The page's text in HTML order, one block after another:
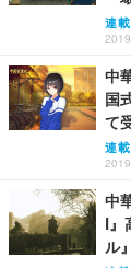
連
中
国
て
連
中
l』
ル』